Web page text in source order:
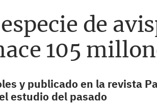
de
105
y publicado en la revista
estudio del pasado